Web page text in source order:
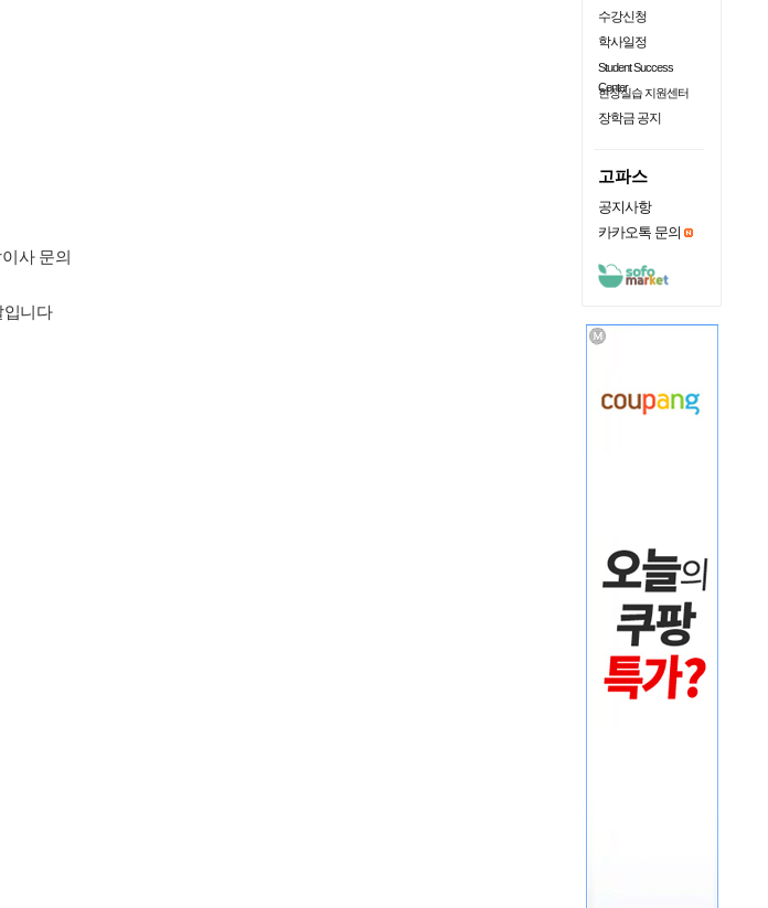
사 문의
입니다
수강신청
학사일정
Student Success
Center
현장실습 지원센터
장학금 공지
고파스
공지사항
카카오톡 문의